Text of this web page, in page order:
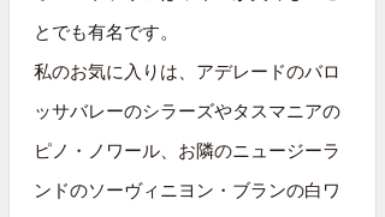
とでも有名です。
私のお気に入りは、アデレードのバロ
ッサバレーのシラーズやタスマニアの
ピノ・ノワール、お隣のニュージーラ
ンドのソーヴィニヨン・ブランの白ワ